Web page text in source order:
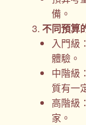
備。
不同預算
入門級
體驗。
中階級
質有一
高階級
家。